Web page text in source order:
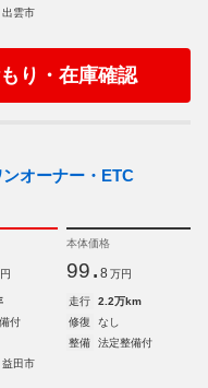
雲市
り・在庫確認
オーナー・ETC
本体価格
99. 8 万円
走行
2.2万km
付 修復
なし
整備
法定整備付
田市